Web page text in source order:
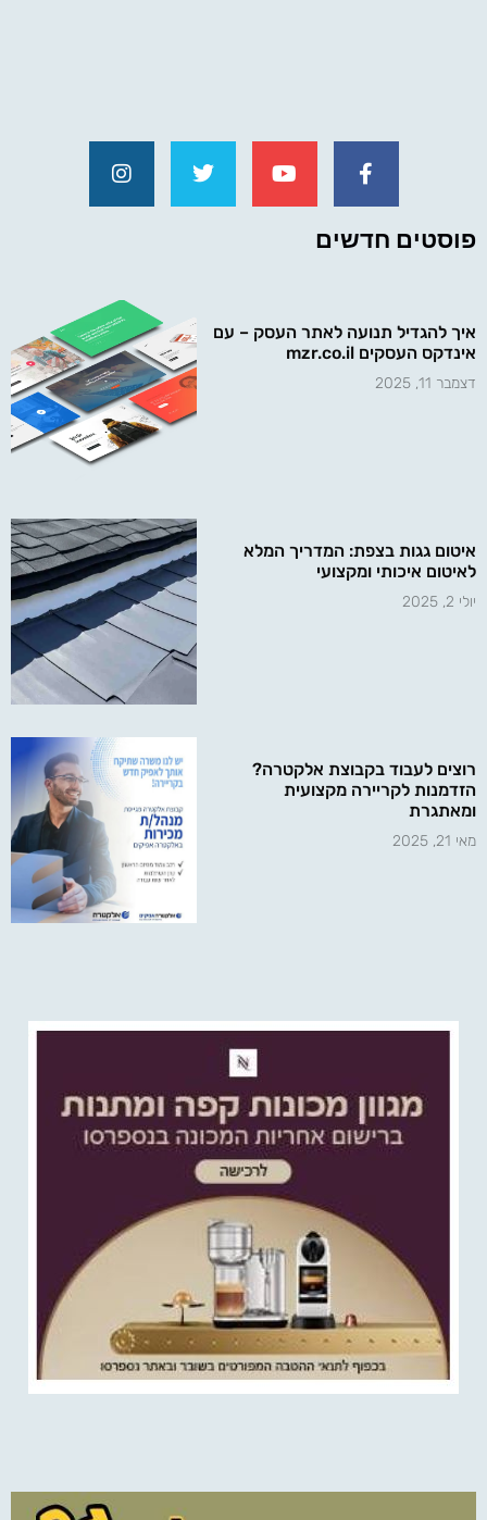
פוסטים חדשים
איך להגדיל תנועה לאתר העסק – עם
אינדקס העסקים mzr.co.il
דצמבר 11, 2025
איטום גגות בצפת: המדריך המלא
לאיטום איכותי ומקצועי
יולי 2, 2025
רוצים לעבוד בקבוצת אלקטרה?
הזדמנות לקריירה מקצועית
ומאתגרת
מאי 21, 2025